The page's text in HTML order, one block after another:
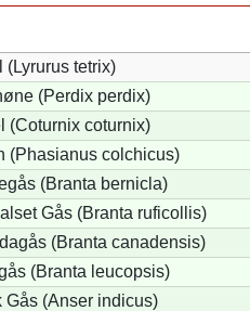
(Lyrurus tetrix)
(Perdix perdix)
(Coturnix coturnix)
(Phasianus colchicus)
(Branta bernicla)
Gås (Branta ruficollis)
(Branta canadensis)
(Branta leucopsis)
Gås (Anser indicus)